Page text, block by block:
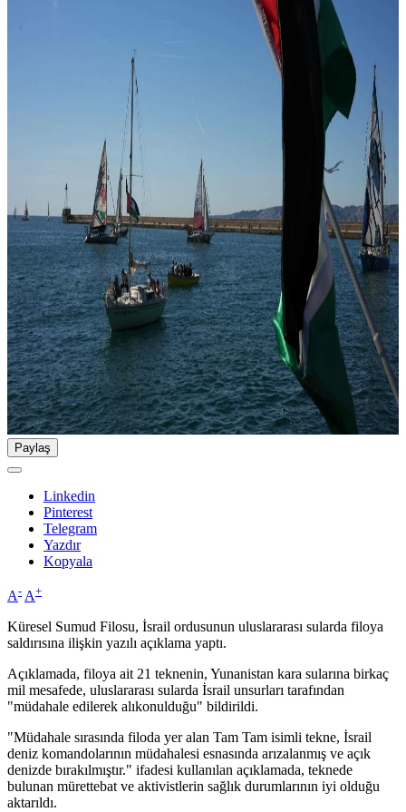
Paylaş
Linkedin
Pinterest
Telegram
Yazdır
Kopyala
A- A+
Küresel Sumud Filosu, İsrail ordusunun uluslararası sularda filoya
saldırısına ilişkin yazılı açıklama yaptı.
Açıklamada, filoya ait 21 teknenin, Yunanistan kara sularına birkaç
mil mesafede, uluslararası sularda İsrail unsurları tarafından
"müdahale edilerek alıkonulduğu" bildirildi.
"Müdahale sırasında filoda yer alan Tam Tam isimli tekne, İsrail
deniz komandolarının müdahalesi esnasında arızalanmış ve açık
denizde bırakılmıştır." ifadesi kullanılan açıklamada, teknede
bulunan mürettebat ve aktivistlerin sağlık durumlarının iyi olduğu
aktarıldı.